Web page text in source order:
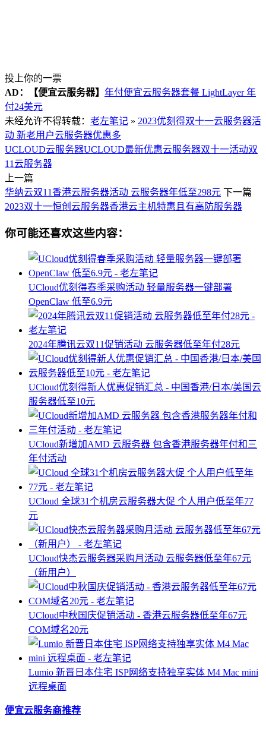
投上你的一票
AD：
【便宜云服务器】 年付便宜云服务器套餐 LightLayer 年
付24美元
未经允许不得转载： 老左笔记 » 2023优刻得双十一云服务器活
动 新老用户云服务器优惠多
UCLOUD云服务器UCLOUD最新优惠云服务器双十一活动双
11云服务器
上一篇
华纳云双11香港云服务器活动 云服务器年低至298元 下一篇
2023双十一恒创云服务器香港云主机特惠且有高防服务器
你可能还喜欢这些内容：
UCloud优刻得春季采购活动 轻量服务器一键部署
OpenClaw 低至6.9元
2024年腾讯云双11促销活动 云服务器低至年付28元
UCloud优刻得新人优惠促销汇总 - 中国香港/日本/美国云
服务器低至10元
UCloud新增加AMD 云服务器 包含香港服务器年付和三
年付活动
UCloud 全球31个机房云服务器大促 个人用户低至年77
元
UCloud快杰云服务器采购月活动 云服务器低至年67元
（新用户）
UCloud中秋国庆促销活动 - 香港云服务器低至年67元
COM域名20元
Lumio 新晋日本住宅 ISP网络支持独享实体 M4 Mac mini
远程桌面
便宜云服务商推荐